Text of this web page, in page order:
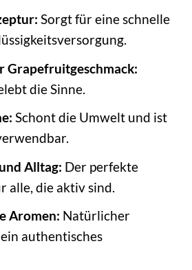
Sorgt für eine schnelle
Grapefruitgeschmack:
die Sinne.
Schont die Umwelt und ist
Alltag: Der perfekte
alle, die aktiv sind.
Aromen: Natürlicher
authentisches